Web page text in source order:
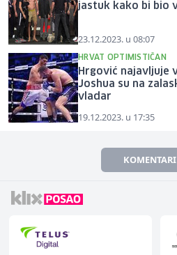
jastuk kako bi bio
23.12.2023. u 08:07
HRVAT OPTIMISTIČAN
Hrgović najavljuje
Joshua su na
vladar
19.12.2023. u 17:35